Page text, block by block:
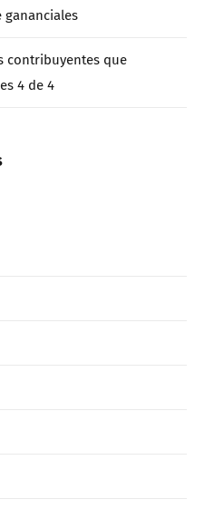
gananciales
contribuyentes que
4 de 4